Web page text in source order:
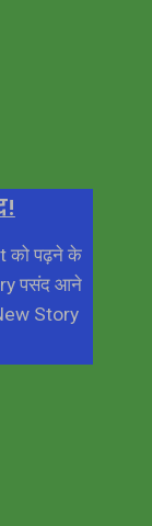
को पढ़ने के
पसंद आने
Story